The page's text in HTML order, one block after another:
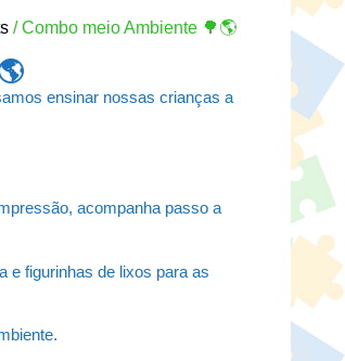
/ Combo meio Ambiente 🌳🌎
ensinar nossas crianças a
acompanha passo a
e figurinhas de lixos para as